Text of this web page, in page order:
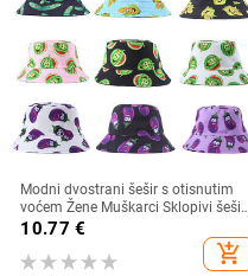
Modni dvostrani šešir s otisnutim
voćem Žene Muškarci Sklopivi šešir
za umivaonik za sunčanje za par
10.77 €
add_shopping_cart